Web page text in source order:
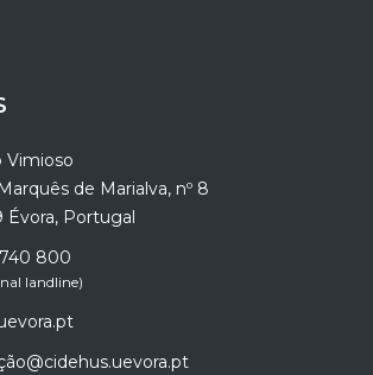
Vimioso
de Marialva, nº 8
Portugal
740 800
landline)